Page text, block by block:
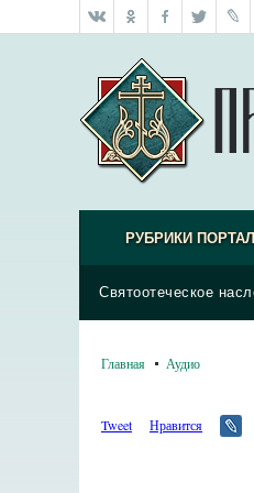
РУБРИКИ
Святоотеческое
Главная Аудио
Tweet Нравится